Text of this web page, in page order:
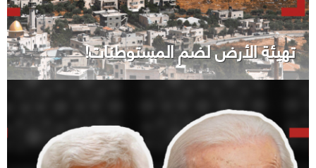
تهيئة الأرض لضم المستوطنات!